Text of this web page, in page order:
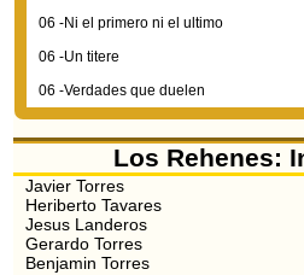
06 -Ni el primero ni el ultimo
06 -Un titere
06 -Verdades que duelen
Los Rehenes:
Javier Torres
Heriberto Tavares
Jesus Landeros
Gerardo Torres
Benjamin Torres